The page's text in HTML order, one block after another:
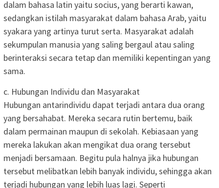
dalam bahasa latin yaitu socius, yang berarti kawan,
sedangkan istilah masyarakat dalam bahasa Arab, yaitu
syakara yang artinya turut serta. Masyarakat adalah
sekumpulan manusia yang saling bergaul atau saling
berinteraksi secara tetap dan memiliki kepentingan yang
sama.
c. Hubungan Individu dan Masyarakat
Hubungan antarindividu dapat terjadi antara dua orang
yang bersahabat. Mereka secara rutin bertemu, baik
dalam permainan maupun di sekolah. Kebiasaan yang
mereka lakukan akan mengikat dua orang tersebut
menjadi bersamaan. Begitu pula halnya jika hubungan
tersebut melibatkan lebih banyak individu, sehingga akan
terjadi hubungan yang lebih luas lagi. Seperti